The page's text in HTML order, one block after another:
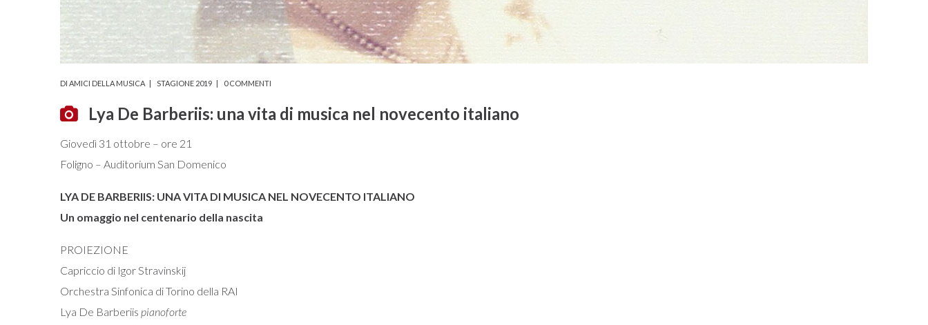
DI AMICI DELLA MUSICA STAGIONE 2019 0 COMMENTI
Lya De Barberiis: una vita di musica nel novecento italiano
Giovedì 31 ottobre – ore 21
Foligno – Auditorium San Domenico
LYA DE BARBERIIS: UNA VITA DI MUSICA NEL NOVECENTO ITALIANO
Un omaggio nel centenario della nascita
PROIEZIONE
Capriccio di Igor Stravinskij
Orchestra Sinfonica di Torino della RAI
Lya De Barberiis pianoforte